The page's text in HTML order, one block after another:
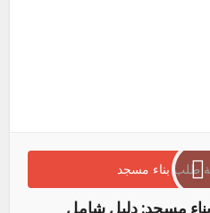
مسجد: دليل شامل